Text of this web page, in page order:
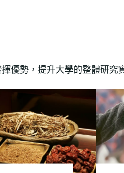
優勢，提升大學的整體研究